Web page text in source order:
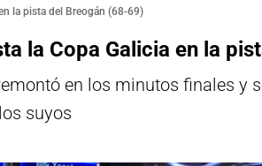
la pista del Breogán (68-69)
la Copa Galicia en la
en los minutos finales y
suyos